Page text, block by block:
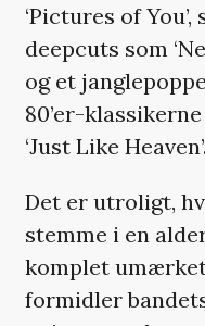
‘Pictures of
deepcuts som
og et
80’er-klassikerne
‘Just Like Heaven’.
Det er utroligt,
stemme i en
komplet
formidler